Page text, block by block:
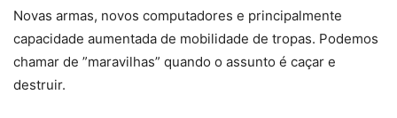
Novas armas, novos computadores e principalmente
capacidade aumentada de mobilidade de tropas. Podemos
chamar de ”maravilhas” quando o assunto é caçar e
destruir.